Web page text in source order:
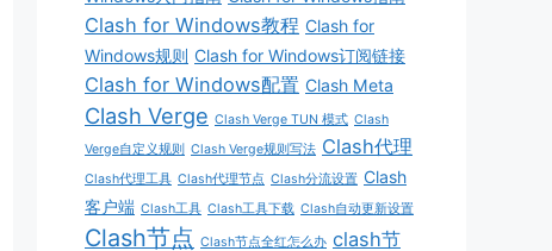
Clash for Windows教程 Clash for
Windows规则 Clash for Windows订阅链接
Clash for Windows配置 Clash Meta
Clash Verge Clash Verge TUN 模式 Clash
Verge自定义规则 Clash Verge规则写法 Clash代理
Clash代理工具 Clash代理节点 Clash分流设置 Clash
客户端 Clash工具 Clash工具下载 Clash自动更新设置
Clash节点 Clash节点全红怎么办 clash节